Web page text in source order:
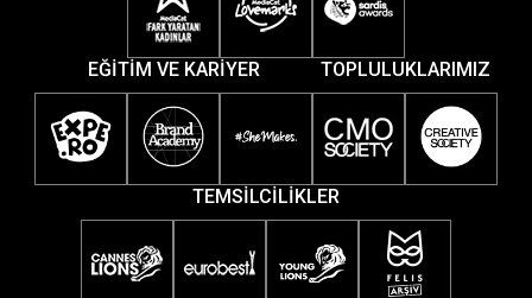
EĞİTİM VE KARİYER TOPLULUKLARIMIZ
TEMSİLCİLİKLER